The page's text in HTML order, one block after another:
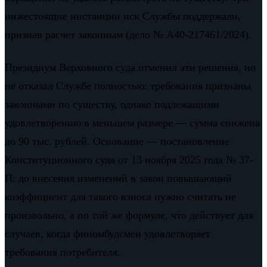
нижестоящие инстанции иск Службы поддержали,
признав расчет законным (дело № А40-217461/2024).
Президиум Верховного суда отменил эти решения, но
не отказал Службе полностью: требования признаны
законными по существу, однако подлежащими
удовлетворению в меньшем размере — сумма снижена
до 90 тыс. рублей. Основание — постановление
Конституционного суда от 13 ноября 2025 года № 37-
П: до внесения изменений в закон повышающий
коэффициент для такого взноса нужно считать не
произвольно, а по той же формуле, что действует для
случаев, когда финомбудсмен удовлетворяет
требования потребителя.